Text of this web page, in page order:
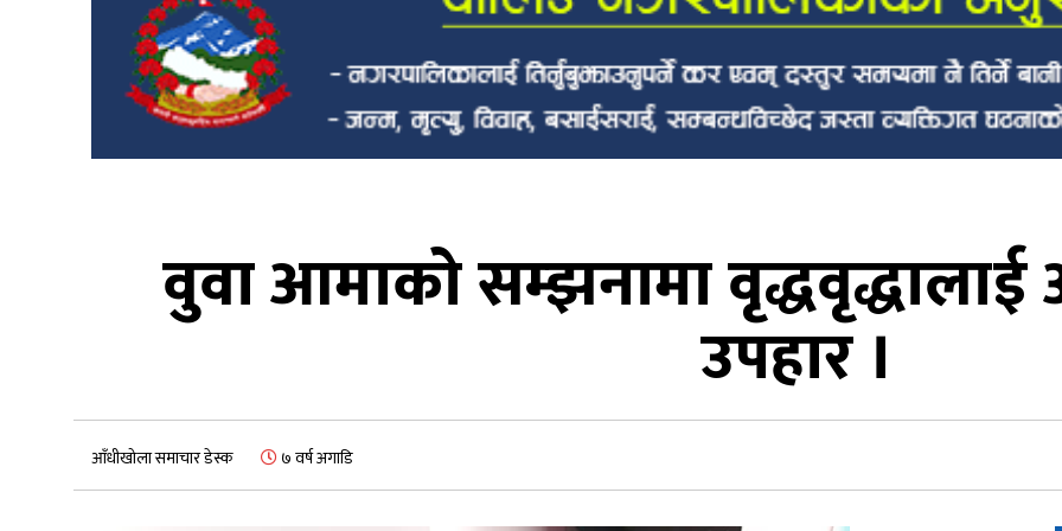
वुवा आमाको सम्झनामा
उपहार ।
आँधीखोला समाचार डेस्क ७ वर्ष अगाडि